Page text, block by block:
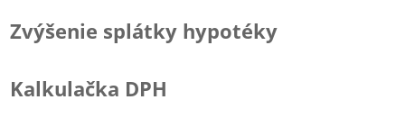
Zvýšenie splátky hypotéky
Kalkulačka DPH